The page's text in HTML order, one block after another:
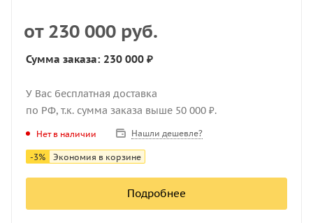
от 230 000 руб.
Сумма заказа: 230 000 ₽
У Вас бесплатная доставка
по РФ, т.к. сумма заказа выше 50 000 ₽.
Нет в наличии Нашли дешевле?
-3% Экономия в корзине
Подробнее